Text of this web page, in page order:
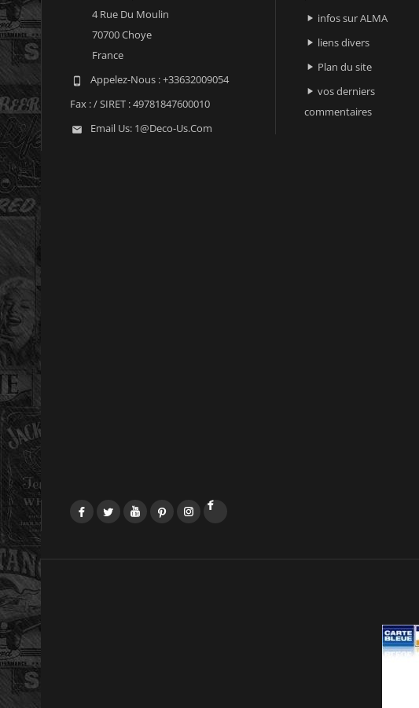
4 Rue Du Moulin
70700 Choye
France
 Appelez-Nous :+33632009054
Fax :/ SIRET : 49781847600010
 Email Us: 1@deco-Us.com
 infos sur ALMA
 liens divers
 Plan du site
 vos derniers
commentaires
FacebookTwitterYouTubePinterestInstagram